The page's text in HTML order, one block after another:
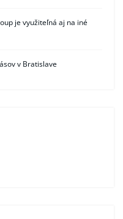
je využiteľná aj na iné
v Bratislave